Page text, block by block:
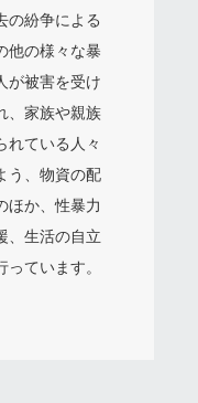
の紛争による
他の様々な暴
が被害を受け
、家族や親族
れている人々
う、物資の配
ほか、性暴力
、生活の自立
ています。